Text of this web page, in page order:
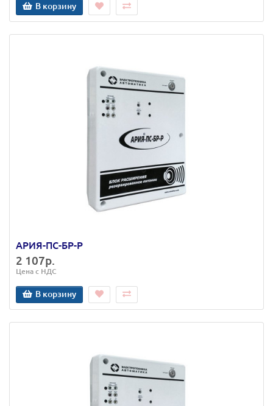
В корзину
АРИЯ-ПС-БР-Р
2 107р.
Цена с НДС
В корзину